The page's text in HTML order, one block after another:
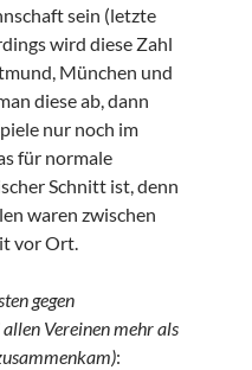
sein (letzte
wird diese Zahl
München und
diese ab, dann
nur noch im
für normale
Schnitt ist, denn
waren zwischen
vor Ort.
gegen
Vereinen mehr als
: